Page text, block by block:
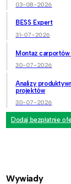
03-08-2026
BESS Expert
31-07-2026
Montaż
30-07-2026
Analizy
projektów
30-07-2026
Dodaj bezpłatnie
Wywiady